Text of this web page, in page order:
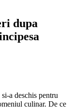
dupa
a deschis pentru
culinar. De ce